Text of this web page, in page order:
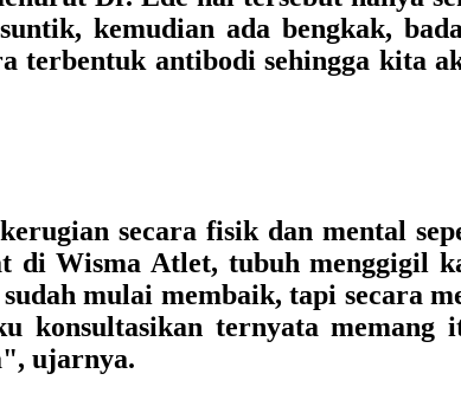
kemudian ada bengkak,
terbentuk antibodi sehingga kita
secara fisik dan mental
Wisma Atlet, tubuh menggigil
mulai membaik, tapi secara
konsultasikan ternyata memang
ujarnya.